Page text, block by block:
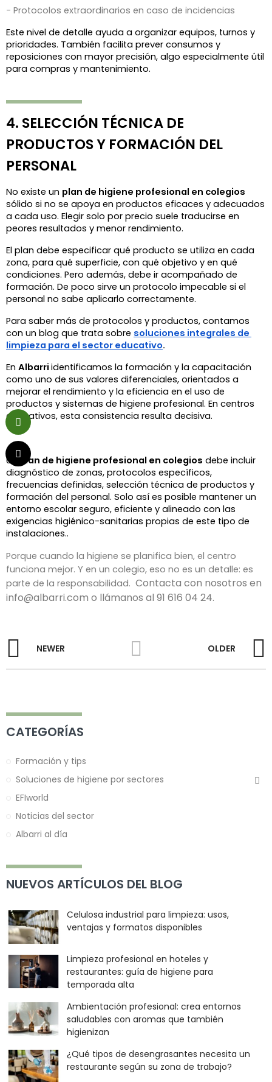
- Protocolos extraordinarios en caso de incidencias
Este nivel de detalle ayuda a organizar equipos, turnos y
prioridades. También facilita prever consumos y
reposiciones con mayor precisión, algo especialmente útil
para compras y mantenimiento.
4. SELECCIÓN TÉCNICA DE
PRODUCTOS Y FORMACIÓN DEL
PERSONAL
No existe un plan de higiene profesional en colegios
sólido si no se apoya en productos eficaces y adecuados
a cada uso. Elegir solo por precio suele traducirse en
peores resultados y menor rendimiento.
El plan debe especificar qué producto se utiliza en cada
zona, para qué superficie, con qué objetivo y en qué
condiciones. Pero además, debe ir acompañado de
formación. De poco sirve un protocolo impecable si el
personal no sabe aplicarlo correctamente.
Para saber más de protocolos y productos, contamos
con un blog que trata sobre soluciones integrales de
limpieza para el sector educativo.
En Albarri identificamos la formación y la capacitación
como uno de sus valores diferenciales, orientados a
mejorar el rendimiento y la eficiencia en el uso de
productos y sistemas de higiene profesional. En centros
educativos, esta consistencia resulta decisiva.
Un plan de higiene profesional en colegios debe incluir
diagnóstico de zonas, protocolos específicos,
frecuencias definidas, selección técnica de productos y
formación del personal. Solo así es posible mantener un
entorno escolar seguro, eficiente y alineado con las
exigencias higiénico-sanitarias propias de este tipo de
instalaciones..
Porque cuando la higiene se planifica bien, el centro
funciona mejor. Y en un colegio, eso no es un detalle: es
parte de la responsabilidad. Contacta con nosotros en
info@albarri.com o llámanos al 91 616 04 24.
NEWER OLDER
CATEGORÍAS
Formación y tips
Soluciones de higiene por sectores
EFIworld
Noticias del sector
Albarri al día
NUEVOS ARTÍCULOS DEL BLOG
Celulosa industrial para limpieza: usos,
ventajas y formatos disponibles
Limpieza profesional en hoteles y
restaurantes: guía de higiene para
temporada alta
Ambientación profesional: crea entornos
saludables con aromas que también
higienizan
¿Qué tipos de desengrasantes necesita un
restaurante según su zona de trabajo?